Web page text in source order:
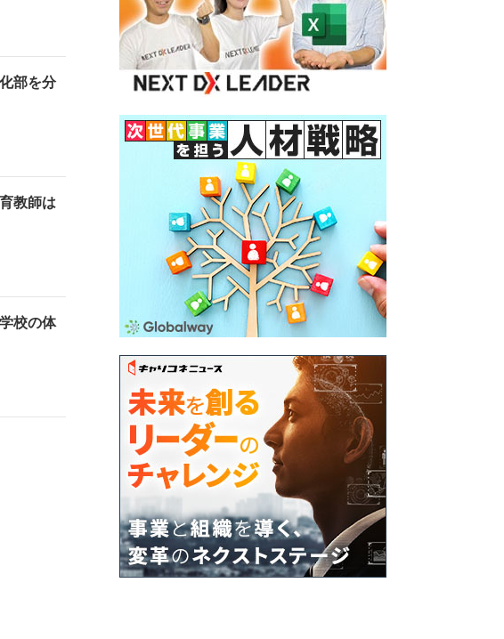
部を分
教師は
校の体